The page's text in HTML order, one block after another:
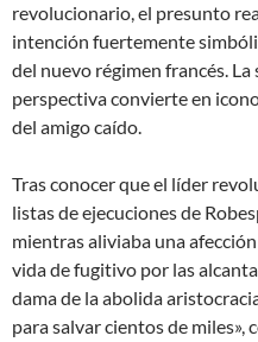
revolucionario, el presunto
intención fuertemente
del nuevo régimen francés.
perspectiva convierte en
del amigo caído.
Tras conocer que el líder
listas de ejecuciones de
mientras aliviaba una
vida de fugitivo por las
dama de la abolida
para salvar cientos de miles»,